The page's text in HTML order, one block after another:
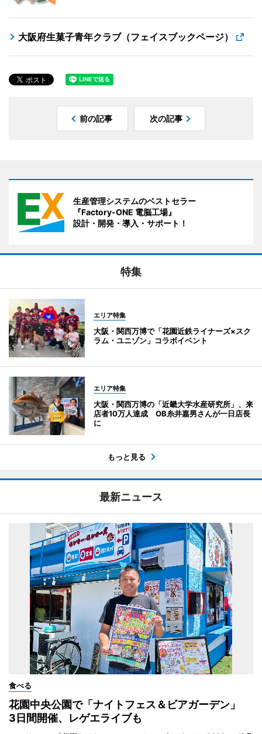
大阪府生菓子青年クラブ（フェイスブックページ）
前の記事 次の記事
生産管理システムのベストセラー
『Factory-ONE 電脳工場』
設計・開発・導入・サポート！
特集
エリア特集
大阪・関西万博で「花園近鉄ライナーズ×スク
ラム・ユニゾン」コラボイベント
エリア特集
大阪・関西万博の「近畿大学水産研究所」、来
店者10万人達成 OB糸井嘉男さんが一日店長
に
もっと見る
最新ニュース
食べる
花園中央公園で「ナイトフェス＆ビアガーデン」
3日間開催、レゲエライブも